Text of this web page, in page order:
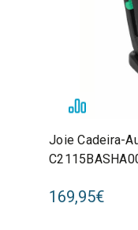
Joie Cadeira-
169,95€